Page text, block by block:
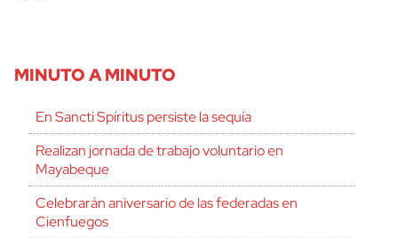
MINUTO A MINUTO
En Sancti Spíritus persiste la sequía
Realizan jornada de trabajo voluntario en
Mayabeque
Celebrarán aniversario de las federadas en
Cienfuegos